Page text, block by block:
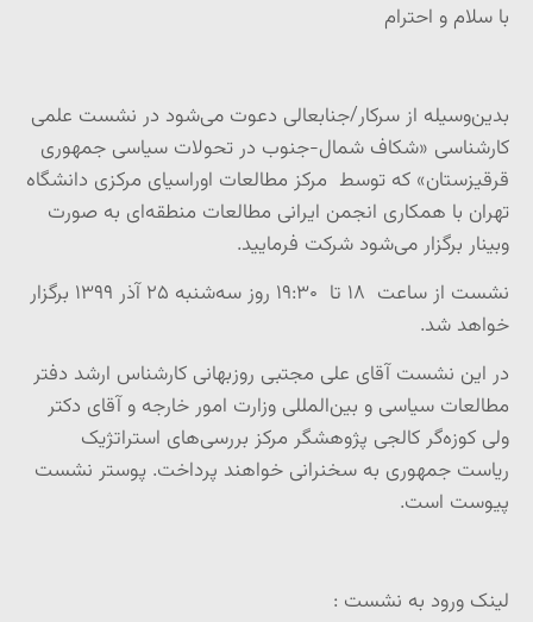
با سلام و احترام
بدین‌وسیله از سرکار/جنابعالی دعوت می‌شود در نشست علمی
کارشناسی «شکاف شمال-جنوب در تحولات سیاسی جمهوری
قرقیزستان» که توسط مرکز مطالعات اوراسیای مرکزی دانشگاه
تهران با همکاری انجمن ایرانی مطالعات منطقه‌ای به صورت
وبینار برگزار می‌شود شرکت فرمایید.
نشست از ساعت ۱۸ تا ۱۹:۳۰ روز سه‌شنبه ۲۵ آذر ۱۳۹۹ برگزار
خواهد شد.
در این نشست آقای علی مجتبی روزبهانی کارشناس ارشد دفتر
مطالعات سیاسی و بین‌المللی وزارت امور خارجه و آقای دکتر
ولی کوزه‌گر کالجی پژوهشگر مرکز بررسی‌های استراتژیک
ریاست جمهوری به سخنرانی خواهند پرداخت. پوستر نشست
پیوست است.
لینک ورود به نشست :